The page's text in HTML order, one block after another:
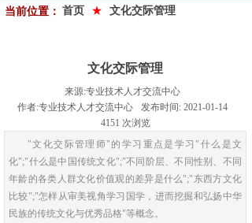
当前位置： 首页 ★ 文化交际管理
文化交际管理
来源:专业技术人才交流中心
作者:专业技术人才交流中心 发布时间: 2021-01-14
4151 次浏览
"文化交际管理师"的学习重点是学习"什么是文
化";"什么是中国传统文化";"不同阶层、不同性别、不同
年龄的各类人群文化价值观的差异是什么";"东西方文化
比较";"怎样从审美视角学习国学，进而挖掘和弘扬中华
民族的传统文化与优秀品格"等概念。